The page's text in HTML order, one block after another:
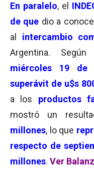
En paralelo, el
de que dio a
al intercambio
Argentina. Según
miércoles 19 de
superávit de u$s
a los productos
mostró un
millones, lo que
respecto de
millones. Ver